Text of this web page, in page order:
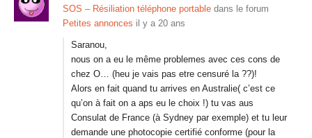
SOS – Résiliation téléphone portable dans le forum
Petites annonces il y a 20 ans
Saranou,
nous on a eu le même problemes avec ces cons de
chez O… (heu je vais pas etre censuré la ??)!
Alors en fait quand tu arrives en Australie( c’est ce
qu’on à fait on a aps eu le choix !) tu vas aus
Consulat de France (à Sydney par exemple) et tu leur
demande une photocopie certifié conforme (pour la